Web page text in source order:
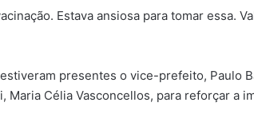
Estava ansiosa para tomar essa.
presentes o vice-prefeito, Paulo
Maria Célia Vasconcellos, para reforçar a